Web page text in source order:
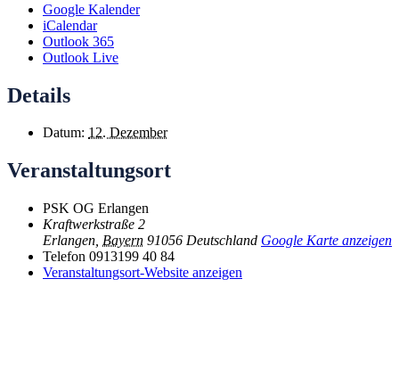
Google Kalender
iCalendar
Outlook 365
Outlook Live
Details
Datum: 12. Dezember
Veranstaltungsort
PSK OG Erlangen
Kraftwerkstraße 2
Erlangen Bayern 91056 Deutschland Google Karte anzeigen
Telefon 0913199 40 84
Veranstaltungsort-Website anzeigen